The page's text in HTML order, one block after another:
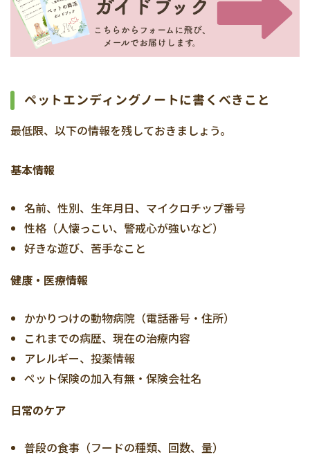
ペットエンディングノートに書くべきこと
最低限、以下の情報を残しておきましょう。
基本情報
名前、性別、生年月日、マイクロチップ番号
性格（人懐っこい、警戒心が強いなど）
好きな遊び、苦手なこと
健康・医療情報
かかりつけの動物病院（電話番号・住所）
これまでの病歴、現在の治療内容
アレルギー、投薬情報
ペット保険の加入有無・保険会社名
日常のケア
普段の食事（フードの種類、回数、量）